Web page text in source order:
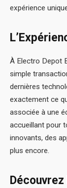
expérience
À Electro Depot
simple
dernières
exactement ce
associée à une
accueillant pour
innovants, des
plus encore.